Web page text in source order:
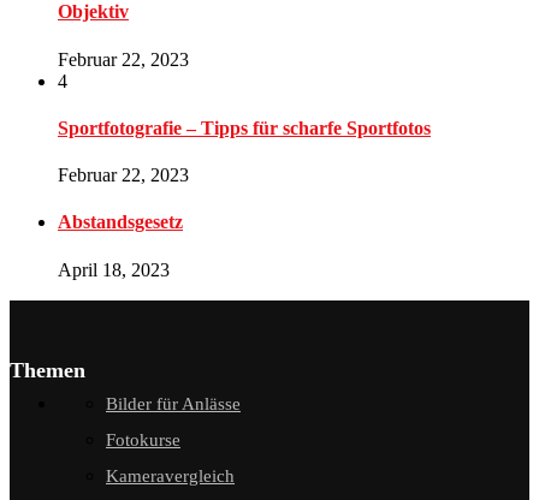
Objektiv
Februar 22, 2023
4
Sportfotografie – Tipps für scharfe Sportfotos
Februar 22, 2023
Abstandsgesetz
April 18, 2023
Themen
Bilder für Anlässe
Fotokurse
Kameravergleich